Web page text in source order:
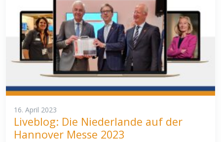
16. April 2023
Liveblog: Die Niederlande auf der
Hannover Messe 2023